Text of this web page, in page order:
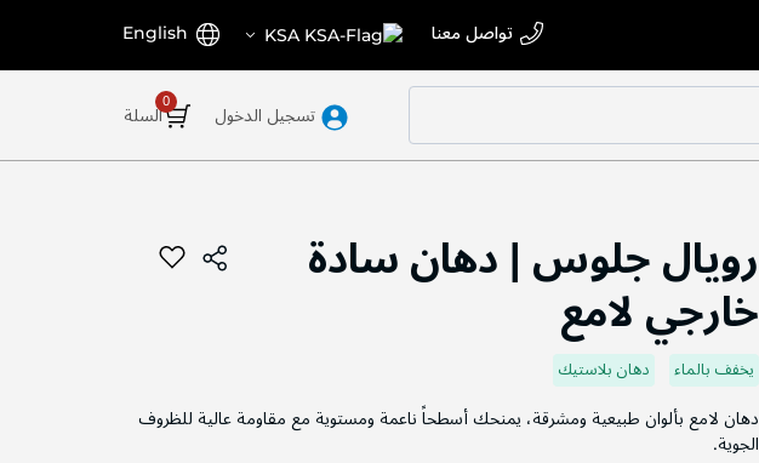
تواصل معنا اختر
المتجر
KSA اللغة English
السلة تسجيل الدخول
رويال جلوس | دهان سادة
خارجي لامع
يخفف بالماء دهان بلاستيك
دهان لامع بألوان طبيعية ومشرقة، يمنحك أسطحاً ناعمة ومستوية مع مقاومة عالية للظروف
الجوية.